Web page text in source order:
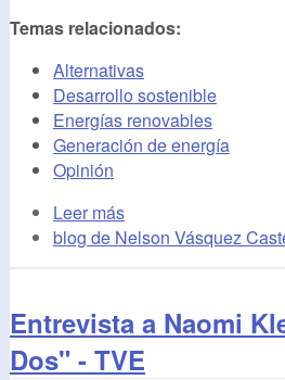
Temas relacionados:
Alternativas
Desarrollo sostenible
Energías renovables
Generación de energía
Opinión
Leer más
blog de Nelson Vásquez
Entrevista a Naomi
Dos" - TVE